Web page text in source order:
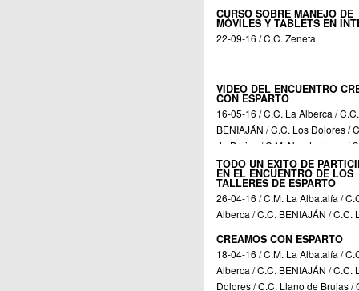
Nonduermas / C.C. Sangonera la
C.C. Torreagüera / C.C. Zeneta
CURSO SOBRE MANEJO DE
MÓVILES Y TABLETS EN
22-09-16 / C.C. Zeneta
VIDEO DEL ENCUENTRO
CON ESPARTO
16-05-16 / C.C. La Alberca / C.C.
BENIAJÁN / C.C. Los Dolores /
de Brujas / C.M. Nonduermas /
Sangonera la Seca / C.C.
C.C. Zeneta
TODO UN EXITO DE
EN EL ENCUENTRO DE LOS
TALLERES DE ESPARTO
26-04-16 / C.M. La Albatalía /
Alberca / C.C. BENIAJÁN / C.C.
Nonduermas / C.C. Sangonera la
C.C. Torreagüera / C.C. Zeneta
CREAMOS CON ESPARTO
18-04-16 / C.M. La Albatalía /
Alberca / C.C. BENIAJÁN / C.C.
Dolores / C.C. Llano de Brujas /